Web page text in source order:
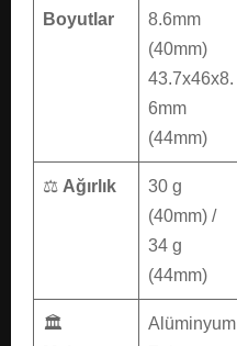
Boyutlar
8.6mm
(40mm)
43.7x46x8.
6mm
(44mm)
⚖️ Ağırlık
30 g
(40mm) /
34 g
(44mm)
🏛️
Alüminyum